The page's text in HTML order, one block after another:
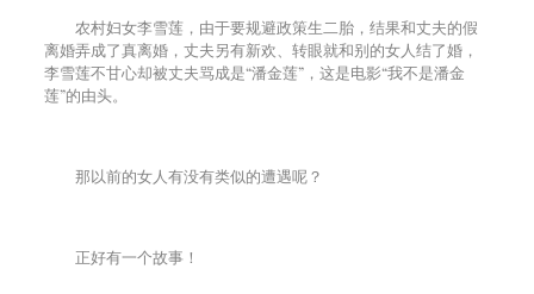
农村妇女李雪莲，由于要规避政策生二胎，结果和丈夫的假
离婚弄成了真离婚，丈夫另有新欢、转眼就和别的女人结了婚，
李雪莲不甘心却被丈夫骂成是“潘金莲”，这是电影“我不是潘金
莲”的由头。
那以前的女人有没有类似的遭遇呢？
正好有一个故事！